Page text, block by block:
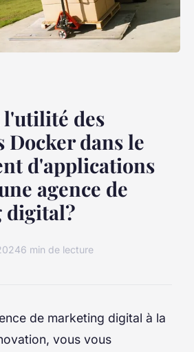
l'utilité des
Docker dans le
d'applications
agence de
digital?
6 min de lecture
de marketing digital à la
vous vous